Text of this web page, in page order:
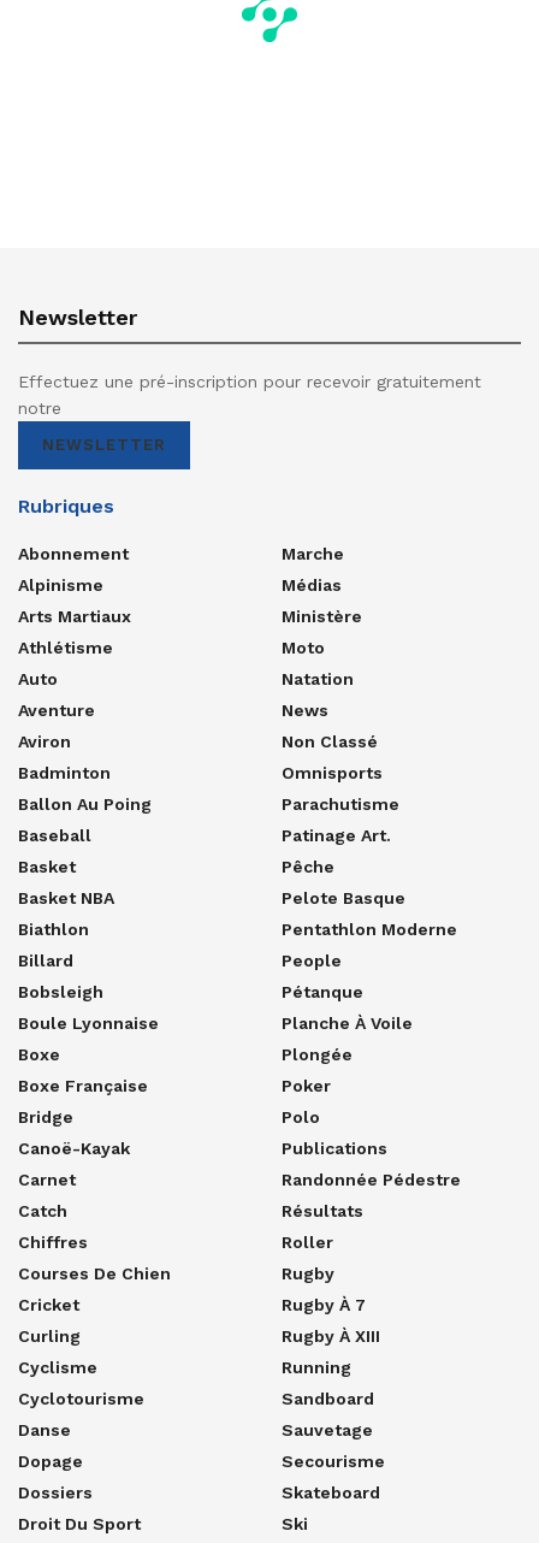
Newsletter
Effectuez une pré-inscription pour recevoir gratuitement
notre
NEWSLETTER
Rubriques
Abonnement
Alpinisme
Arts Martiaux
Athlétisme
Auto
Aventure
Aviron
Badminton
Ballon Au Poing
Baseball
Basket
Basket NBA
Biathlon
Billard
Bobsleigh
Boule Lyonnaise
Boxe
Boxe Française
Bridge
Canoë-Kayak
Carnet
Catch
Chiffres
Courses De Chien
Cricket
Curling
Cyclisme
Cyclotourisme
Danse
Dopage
Dossiers
Droit Du Sport
Marche
Médias
Ministère
Moto
Natation
News
Non Classé
Omnisports
Parachutisme
Patinage Art.
Pêche
Pelote Basque
Pentathlon Moderne
People
Pétanque
Planche À Voile
Plongée
Poker
Polo
Publications
Randonnée Pédestre
Résultats
Roller
Rugby
Rugby À 7
Rugby À XIII
Running
Sandboard
Sauvetage
Secourisme
Skateboard
Ski